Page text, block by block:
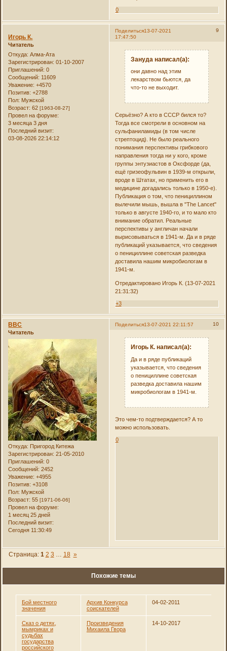
0
Поделиться 9
13-07-2021
17:47:50
Игорь К.
Читатель
Откуда: Алма-Ата
Зарегистрирован: 01-10-2007
Приглашений: 0
Сообщений: 11609
Уважение: +4570
Позитив: +2788
Пол: Мужской
Возраст: 62[1963-08-27]
Провел на форуме:
3 месяца 3 дня
Последний визит:
03-08-2026 22:14:12
Зануда написал(а):
они давно над этим
лекарством бьются, да
что-то не выходит.
Серьёзно? А кто в СССР бился то?
Тогда все смотрели в основном на
сульфаниламиды (в том числе
стрептоцид). Не было реального
понимания перспективы грибкового
направления тогда ни у кого, кроме
группы энтузиастов в Оксфорде (да,
ещё гризеофульвин в 1939-м открыли,
вроде в Штатах, но применить его в
медицине догадались только в 1950-е).
Публикация о том, что пенициллином
вылечили мышь, вышла в "The Lancet"
только в августе 1940-го, и то мало кто
внимание обратил. Реальные
перспективы у англичан начали
вырисовываться в 1941-м. Да и в ряде
публикаций указывается, что сведения
о пенициллине советская разведка
доставила нашим микробиологам в
1941-м.
Отредактировано Игорь К. (13-07-2021
21:31:32)
+3
Поделиться 10
13-07-2021 22:11:57
ВВС
Читатель
Откуда: Пригород Китежа
Зарегистрирован: 21-05-2010
Приглашений: 0
Сообщений: 2452
Уважение: +4955
Позитив: +3108
Пол: Мужской
Возраст: 55[1971-06-06]
Провел на форуме:
1 месяц 25 дней
Последний визит:
Сегодня 11:30:49
Игорь К. написал(а):
Да и в ряде публикаций
указывается, что сведения
о пенициллине советская
разведка доставила нашим
микробиологам в 1941-м.
Это чем-то подтверждается? А то
можно использовать.
0
Страница: 1 2 3 … 18 »
Похожие темы
Бой местного
значения
Архив Конкурса
соискателей
04-02-2011
Сказ о детях,
мымриках и
судьбах
государства
российского
Произведения
Михаила Гвора
14-10-2017